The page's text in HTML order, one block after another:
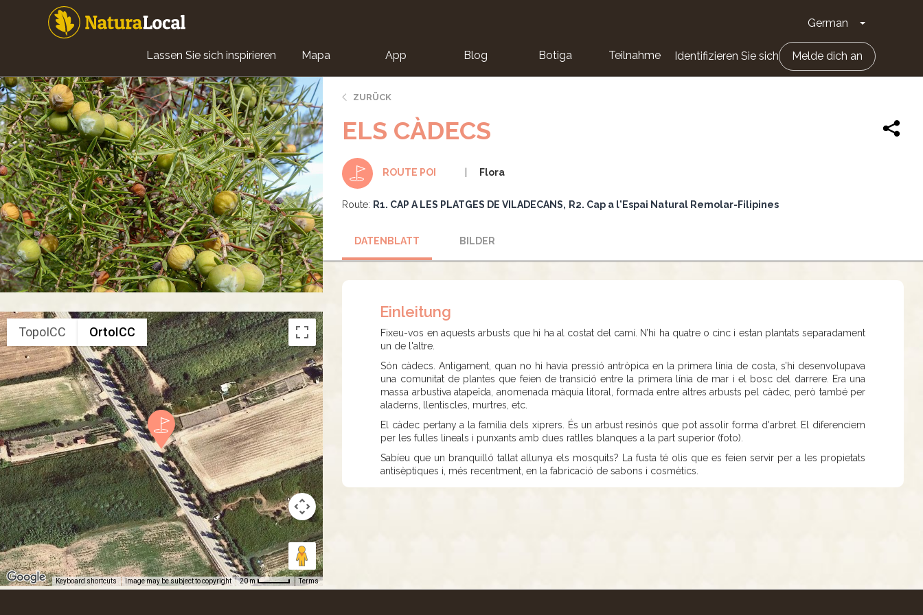
German Dropdown-
Main
navigation
Lassen Sie sich inspirieren Mapa App Blog Botiga Teilnahme Identifizieren Sie sich Melde dich an
TopoICC OrtoICC
Keyboard shortcuts Image may be subject to copyright 20 m Terms
ZURÜCK
ELS CÀDECS
ROUTE POI Flora
Route: R1. CAP A LES PLATGES DE VILADECANS R2. Cap a l'Espai Natural Remolar-Filipines
DATENBLATT BILDER
Einleitung
Fixeu-vos en aquests arbusts que hi ha al costat del camí. N’hi ha quatre o cinc i estan plantats separadament
un de l'altre.
Són càdecs. Antigament, quan no hi havia pressió antròpica en la primera línia de costa, s’hi desenvolupava
una comunitat de plantes que feien de transició entre la primera línia de mar i el bosc del darrere. Era una
massa arbustiva atapeïda, anomenada màquia litoral, formada entre altres arbusts pel càdec, però també per
aladerns, llentiscles, murtres, etc.
El càdec pertany a la família dels xiprers. És un arbust resinós que pot assolir forma d'arbret. El diferenciem
per les fulles lineals i punxants amb dues ratlles blanques a la part superior (foto).
Sabíeu que un branquilló tallat allunya els mosquits? La fusta té olis que es feien servir per a les propietats
antisèptiques i, més recentment, en la fabricació de sabons i cosmètics.